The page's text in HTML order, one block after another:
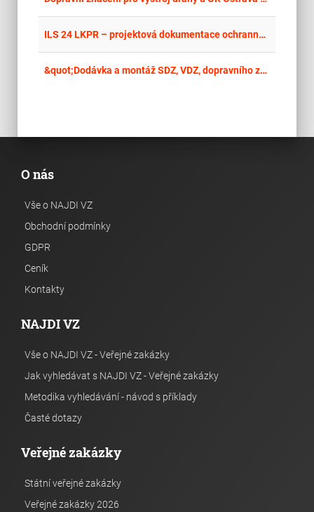
ILS 24 LKPR – projektová dokumentace ochranných pásem
&quot;Dodávka a montáž SDZ, VDZ, dopravního zařízení a označení ulic pro město Suchdol nad Lužnicí&quot;
O nás
Vše o NAJDI VZ
Obchodní podmínky
GDPR
Ceník
Kontakty
NAJDI VZ
Vše o NAJDI VZ - Veřejné zakázky
Jak vyhledávat s NAJDI VZ - Veřejné zakázky
Metodika vyhledávání - návod s příklady
Časté dotazy
Veřejné zakázky
Státní veřejné zakázky
Veřejné zakázky 2026